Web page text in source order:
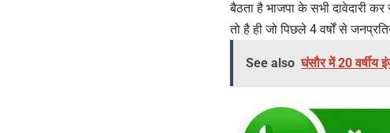
बैठता है भाजपा के सभी दावेदारी
तो है ही जो पिछले 4 वर्षों से
See also घंसौर में 20 वर्षीय